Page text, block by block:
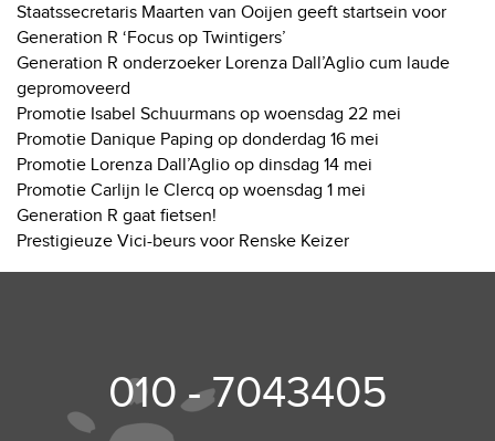
Staatssecretaris Maarten van Ooijen geeft startsein voor
Generation R ‘Focus op Twintigers’
Generation R onderzoeker Lorenza Dall’Aglio cum laude
gepromoveerd
Promotie Isabel Schuurmans op woensdag 22 mei
Promotie Danique Paping op donderdag 16 mei
Promotie Lorenza Dall’Aglio op dinsdag 14 mei
Promotie Carlijn le Clercq op woensdag 1 mei
Generation R gaat fietsen!
Prestigieuze Vici-beurs voor Renske Keizer
010 - 7043405